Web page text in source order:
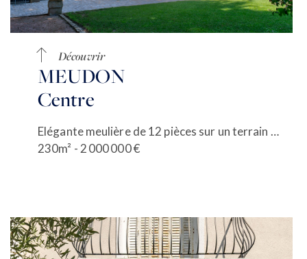
ACCUEIL
LOUER
ÉQUIPE
ACTUALITÉS
Découvrir
MEUDON
Centre
Elégante meulière de 12 pièces sur un terrain de 492 m²
230m² - 2 000 000 €